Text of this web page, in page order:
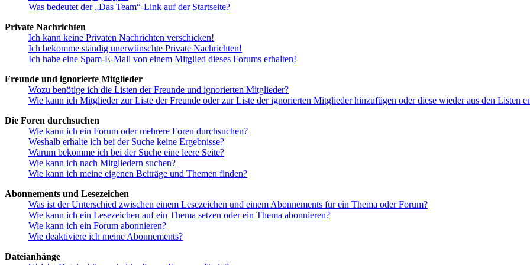
Was bedeutet der „Das Team“-Link auf der Startseite?
Private Nachrichten
Ich kann keine Privaten Nachrichten verschicken!
Ich bekomme ständig unerwünschte Private Nachrichten!
Ich habe eine Spam-E-Mail von einem Mitglied dieses Forums erhalten!
Freunde und ignorierte Mitglieder
Wozu benötige ich die Listen der Freunde und ignorierten Mitglieder?
Wie kann ich Mitglieder zur Liste der Freunde oder zur Liste der ignorierten Mitglieder hinzufügen oder diese wieder aus den Listen
Die Foren durchsuchen
Wie kann ich ein Forum oder mehrere Foren durchsuchen?
Weshalb erhalte ich bei der Suche keine Ergebnisse?
Warum bekomme ich bei der Suche eine leere Seite?
Wie kann ich nach Mitgliedern suchen?
Wie kann ich meine eigenen Beiträge und Themen finden?
Abonnements und Lesezeichen
Was ist der Unterschied zwischen einem Lesezeichen und einem Abonnements für ein Thema oder Forum?
Wie kann ich ein Lesezeichen auf ein Thema setzen oder ein Thema abonnieren?
Wie kann ich ein Forum abonnieren?
Wie deaktiviere ich meine Abonnements?
Dateianhänge